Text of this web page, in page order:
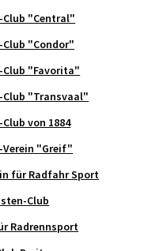
Club "Central"
Club "Condor"
Club "Favorita"
Club "Transvaal"
von 1884
Verein "Greif"
für Radfahr Sport
Club
Radrennsport